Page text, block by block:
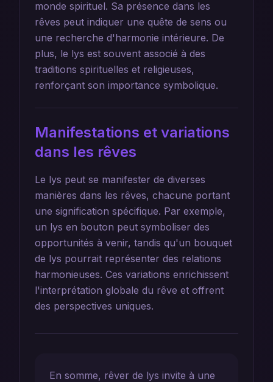
monde spirituel. Sa présence dans les
rêves peut indiquer une quête de sens ou
une recherche d'harmonie intérieure. De
plus, le lys est souvent associé à des
traditions spirituelles et religieuses,
renforçant son importance symbolique.
Manifestations et variations
dans les rêves
Le lys peut se manifester de diverses
manières dans les rêves, chacune portant
une signification spécifique. Par exemple,
un lys en bouton peut symboliser des
opportunités à venir, tandis qu'un bouquet
de lys pourrait représenter des relations
harmonieuses. Ces variations enrichissent
l'interprétation globale du rêve et offrent
des perspectives uniques.
En somme, rêver de lys invite à une